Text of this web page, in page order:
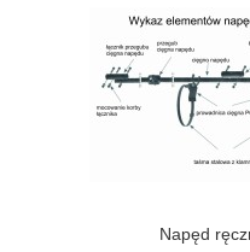
Napęd